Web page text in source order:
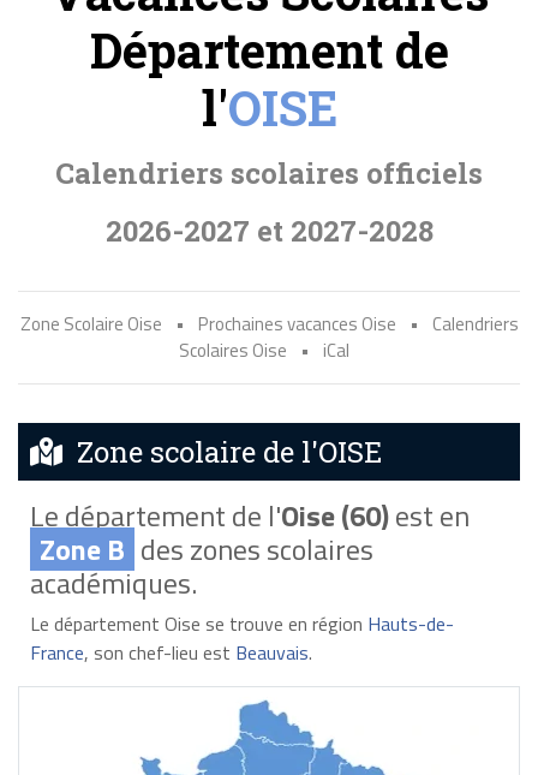
Département de
l'OISE
Calendriers scolaires officiels
2026-2027 et 2027-2028
Zone Scolaire Oise • Prochaines vacances Oise •
Calendriers
Scolaires Oise
• iCal
Zone scolaire de l'OISE
Le département de l'Oise (60)est en
Zone B des zones scolaires
académiques.
Le département Oise se trouve en région Hauts-de-
France, son chef-lieu est Beauvais.